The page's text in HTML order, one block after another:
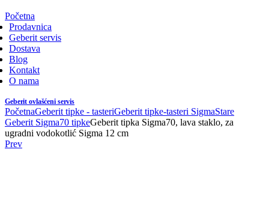
Početna
Prodavnica
Geberit servis
Dostava
Blog
Kontakt
O nama
Geberit ovlašćeni servis
PočetnaGeberit tipke - tasteriGeberit tipke-tasteri SigmaStare
Geberit Sigma70 tipkeGeberit tipka Sigma70, lava staklo, za
ugradni vodokotlić Sigma 12 cm
Prev